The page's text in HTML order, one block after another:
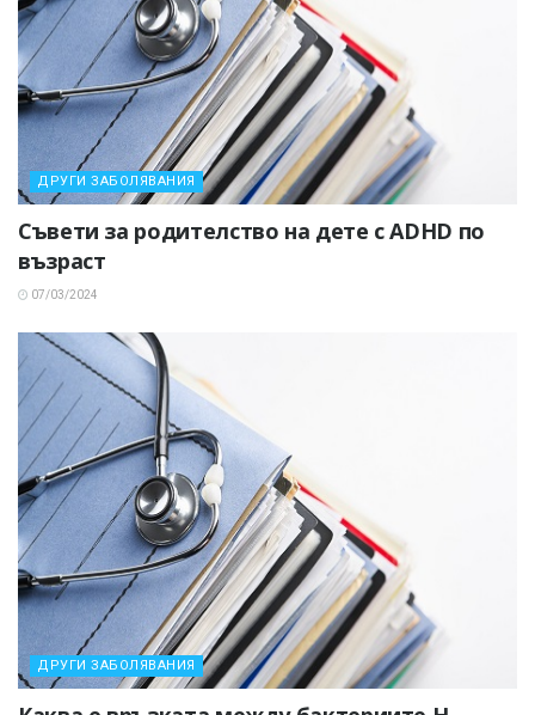
ДРУГИ ЗАБОЛЯВАНИЯ
Съвети за родителство на дете с ADHD по
възраст
07/03/2024
ДРУГИ ЗАБОЛЯВАНИЯ